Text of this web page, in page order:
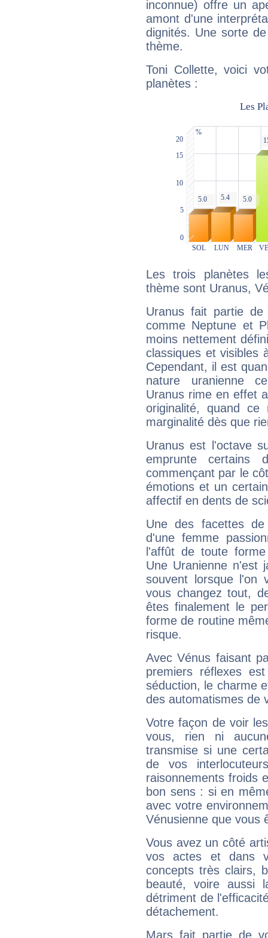
inconnue) offre un
amont d'une
dignités. Une sorte
thème.
Toni Collette, voici
planètes :
Les trois planètes
thème sont Uranus,
Uranus fait partie
comme Neptune et
moins nettement
classiques et visibles
Cependant, il est
nature uranienne
Uranus rime en effet
originalité, quand ce
marginalité dès que
Uranus est l'octave
emprunte
commençant par le
émotions et un
affectif en dents de
Une des facettes
d'une femme
l'affût de toute
Une Uranienne n'est
souvent lorsque l'on
vous changez tout,
êtes finalement le
forme de routine
risque.
Avec Vénus faisant
premiers réflexes
séduction, le charme
des automatismes de
Votre façon de voir
vous, rien ni
transmise si une
de vos
raisonnements froids
bon sens : si en
avec votre
Vénusienne que vous
Vous avez un côté
vos actes et dans
concepts très clairs,
beauté, voire aussi
détriment de
détachement.
Mars fait partie de